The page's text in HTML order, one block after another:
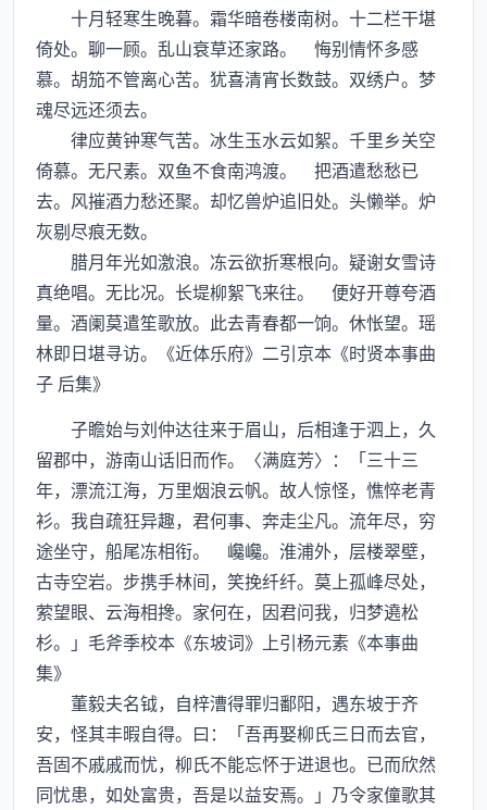
十月轻寒生晚暮。霜华暗卷楼南树。十二栏干堪
倚处。聊一顾。乱山衰草还家路。 悔别情怀多感
慕。胡笳不管离心苦。犹喜清宵长数鼓。双绣户。梦
魂尽远还须去。
律应黄钟寒气苦。冰生玉水云如絮。千里乡关空
倚慕。无尺素。双鱼不食南鸿渡。 把酒遣愁愁已
去。风摧酒力愁还聚。却忆兽炉追旧处。头懒举。炉
灰剔尽痕无数。
腊月年光如激浪。冻云欲折寒根向。疑谢女雪诗
真绝唱。无比况。长堤柳絮飞来往。 便好开尊夸酒
量。酒阑莫遣笙歌放。此去青春都一饷。休怅望。瑶
林即日堪寻访。《近体乐府》二引京本《时贤本事曲
子 后集》
子瞻始与刘仲达往来于眉山，后相逢于泗上，久
留郡中，游南山话旧而作。〈满庭芳〉：「三十三
年，漂流江海，万里烟浪云帆。故人惊怪，憔悴老青
衫。我自疏狂异趣，君何事、奔走尘凡。流年尽，穷
途坐守，船尾冻相衔。 巉巉。淮浦外，层楼翠壁，
古寺空岩。步携手林间，笑挽纤纤。莫上孤峰尽处，
萦望眼、云海相搀。家何在，因君问我，归梦遶松
杉。」毛斧季校本《东坡词》上引杨元素《本事曲
集》
董毅夫名钺，自梓漕得罪归鄱阳，遇东坡于齐
安，怪其丰暇自得。曰：「吾再娶柳氏三日而去官，
吾固不戚戚而忧，柳氏不能忘怀于进退也。已而欣然
同忧患，如处富贵，吾是以益安焉。」乃令家僮歌其